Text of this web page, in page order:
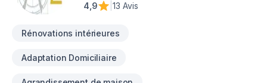
4,9
13 Avis
Rénovations intérieures
Adaptation Domiciliaire